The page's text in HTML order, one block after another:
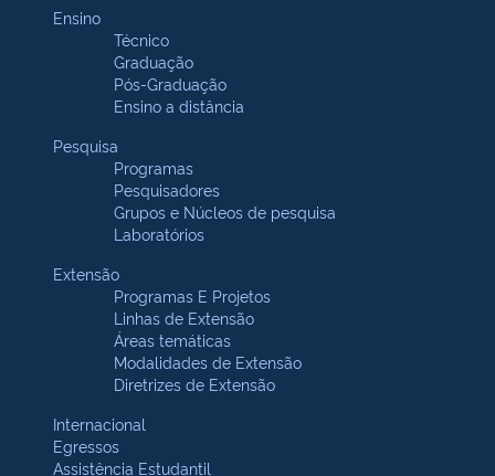
Ensino
Técnico
Graduação
Pós-Graduação
Ensino a distância
Pesquisa
Programas
Pesquisadores
Grupos e Núcleos de pesquisa
Laboratórios
Extensão
Programas E Projetos
Linhas de Extensão
Áreas temáticas
Modalidades de Extensão
Diretrizes de Extensão
Internacional
Egressos
Assistência Estudantil